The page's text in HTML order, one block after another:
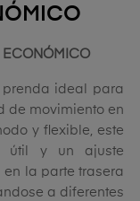
ECONÓMICO
ideal para
de movimiento en
y flexible, este
útil y un ajuste
la parte trasera
a diferentes